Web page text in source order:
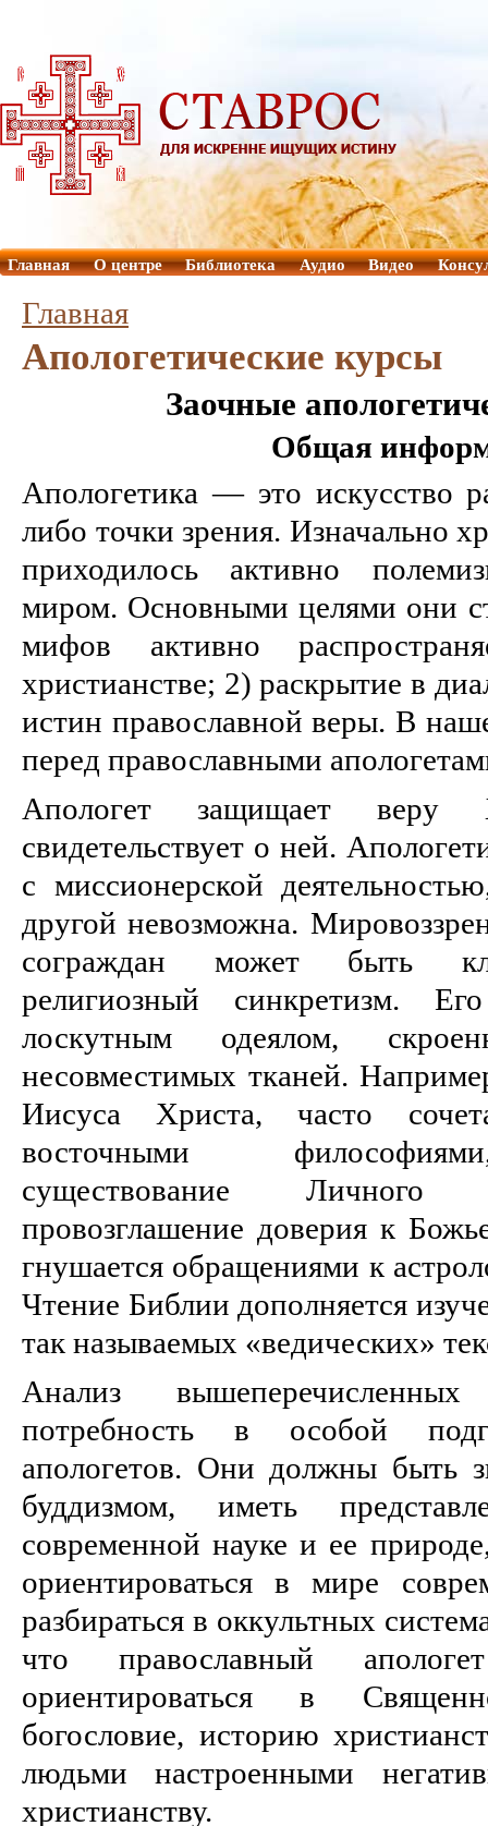
Главная О центре Библиотека Аудио Видео
Главная
Апологетические курсы
Заочные
Общая
Апологетика — это искусство
либо точки зрения. Изначально
приходилось активно
миром. Основными целями они
мифов активно
христианстве; 2) раскрытие в
истин православной веры. В
перед православными
Апологет защищает веру
свидетельствует о ней.
с миссионерской
другой невозможна.
сограждан может быть
религиозный синкретизм.
лоскутным одеялом,
несовместимых тканей.
Иисуса Христа, часто
восточными
существование Личного
провозглашение доверия к
гнушается обращениями к
Чтение Библии дополняется
так называемых «ведических»
Анализ
потребность в особой
апологетов. Они должны быть
буддизмом, иметь
современной науке и ее
ориентироваться в мире
разбираться в оккультных
что православный
ориентироваться в
богословие, историю
людьми настроенными
христианству.